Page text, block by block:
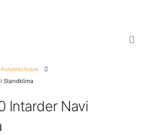
Autotractoare
Standklima
Intarder Navi